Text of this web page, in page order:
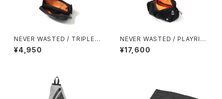
NEVER WASTED / TRIPLEY
ES（MA-1）
¥4,950
NEVER WASTED / PLAYRIP
（MA-1）
¥17,600